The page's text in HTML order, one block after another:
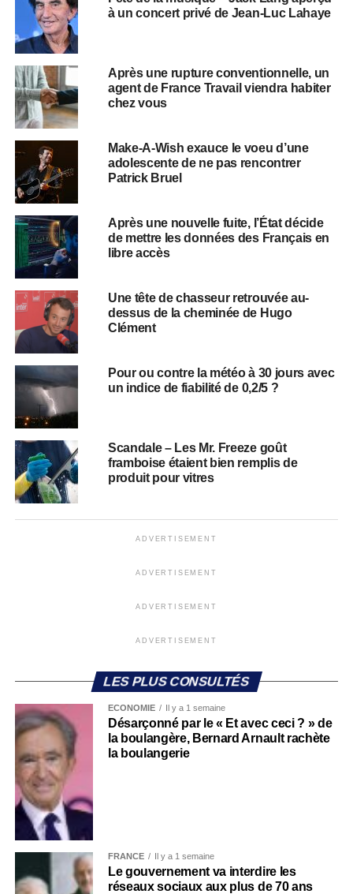
à un concert privé de Jean-Luc Lahaye
Après une rupture conventionnelle, un
agent de France Travail viendra habiter
chez vous
Make-A-Wish exauce le voeu d’une
adolescente de ne pas rencontrer
Patrick Bruel
Après une nouvelle fuite, l’État décide
de mettre les données des Français en
libre accès
Une tête de chasseur retrouvée au-
dessus de la cheminée de Hugo
Clément
Pour ou contre la météo à 30 jours avec
un indice de fiabilité de 0,2/5 ?
Scandale – Les Mr. Freeze goût
framboise étaient bien remplis de
produit pour vitres
ADVERTISEMENT
ADVERTISEMENT
ADVERTISEMENT
ADVERTISEMENT
LES PLUS CONSULTÉS
ECONOMIE Il y a 1 semaine
Désarçonné par le « Et avec ceci ? » de
la boulangère, Bernard Arnault rachète
la boulangerie
FRANCE Il y a 1 semaine
Le gouvernement va interdire les
réseaux sociaux aux plus de 70 ans